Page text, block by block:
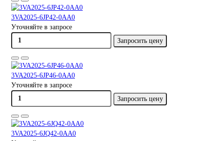
3VA2025-6JP42-0AA0
Уточняйте в запросе
Запросить цену
3VA2025-6JP46-0AA0
Уточняйте в запросе
Запросить цену
3VA2025-6JQ42-0AA0